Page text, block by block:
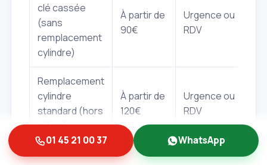
clé cassée
(sans
remplacement
cylindre)
À partir de
90€
Urgence ou
RDV
Remplacement
cylindre
standard (hors
pièce)
À partir de
120€
Urgence ou
RDV
Remplacement
01 45 21 00 37 WhatsApp